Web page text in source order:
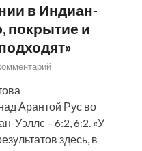
в Индиан-
покрытие и
Арантой Рус во
Уэллс – 6:2, 6:2. «У
здесь, в